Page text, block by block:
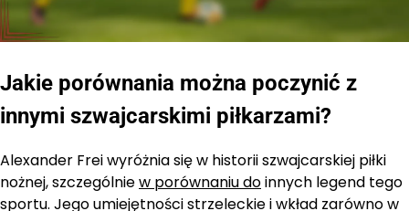
Jakie porównania można poczynić z
innymi szwajcarskimi piłkarzami?
Alexander Frei wyróżnia się w historii szwajcarskiej piłki
nożnej, szczególniew porównaniu doinnych legend tego
sportu. Jego umiejętności strzeleckie i wkład zarówno w